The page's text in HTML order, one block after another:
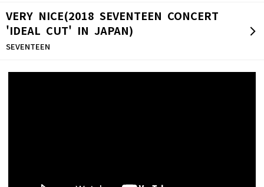
VERY NICE(2018 SEVENTEEN CONCERT
'IDEAL CUT' IN JAPAN)
SEVENTEEN